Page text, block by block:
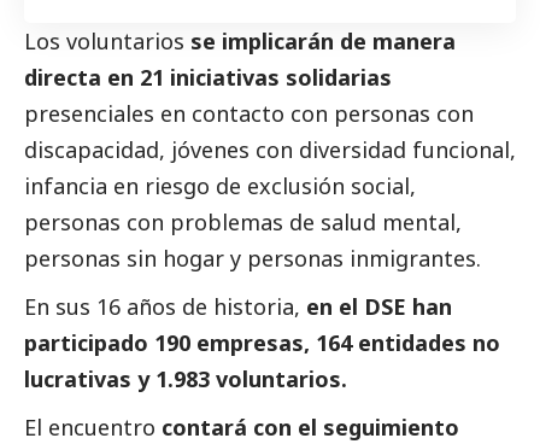
Los voluntarios se implicarán de manera
directa en 21 iniciativas solidarias
presenciales en contacto con personas con
discapacidad, jóvenes con diversidad funcional,
infancia en riesgo de exclusión social,
personas con problemas de salud mental,
personas sin hogar y personas inmigrantes.
En sus 16 años de historia, en el DSE han
participado 190 empresas, 164 entidades no
lucrativas y 1.983 voluntarios.
El encuentro contará con el seguimiento